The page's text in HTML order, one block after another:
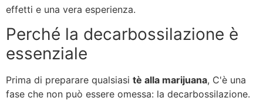
effetti e una vera esperienza.
Perché la decarbossilazione è
essenziale
Prima di preparare qualsiasi tè alla marijuana, C'è una
fase che non può essere omessa: la decarbossilazione.